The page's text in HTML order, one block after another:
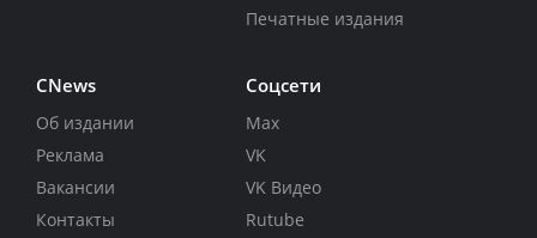
Печатные издания
CNews
Об издании
Реклама
Вакансии
Контакты
Соцсети
Max
VK
VK Видео
Rutube